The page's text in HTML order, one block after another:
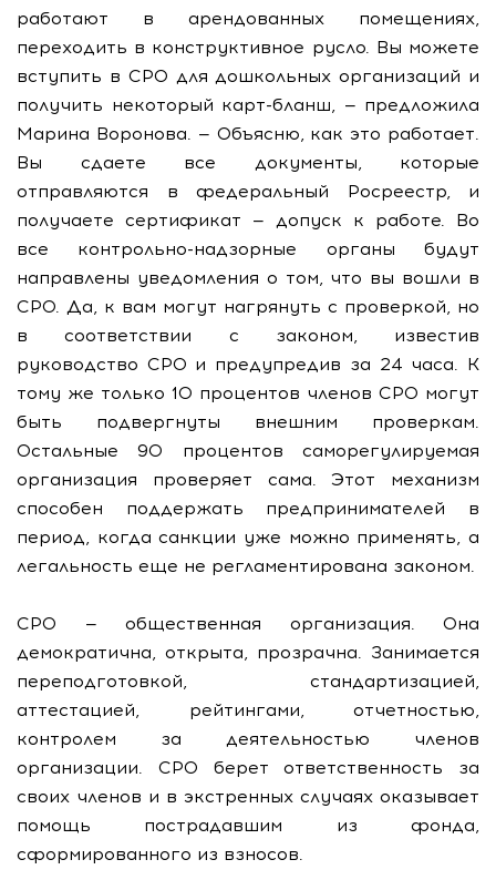
работают в арендованных помещениях,
переходить в конструктивное русло. Вы можете
вступить в СРО для дошкольных организаций и
получить некоторый карт-бланш, — предложила
Марина Воронова. — Объясню, как это работает.
Вы сдаете все документы, которые
отправляются в федеральный Росреестр, и
получаете сертификат — допуск к работе. Во
все контрольно-надзорные органы будут
направлены уведомления о том, что вы вошли в
СРО. Да, к вам могут нагрянуть с проверкой, но
в соответствии с законом, известив
руководство СРО и предупредив за 24 часа. К
тому же только 10 процентов членов СРО могут
быть подвергнуты внешним проверкам.
Остальные 90 процентов саморегулируемая
организация проверяет сама. Этот механизм
способен поддержать предпринимателей в
период, когда санкции уже можно применять, а
легальность еще не регламентирована законом.
СРО — общественная организация. Она
демократична, открыта, прозрачна. Занимается
переподготовкой, стандартизацией,
аттестацией, рейтингами, отчетностью,
контролем за деятельностью членов
организации. СРО берет ответственность за
своих членов и в экстренных случаях оказывает
помощь пострадавшим из фонда,
сформированного из взносов.